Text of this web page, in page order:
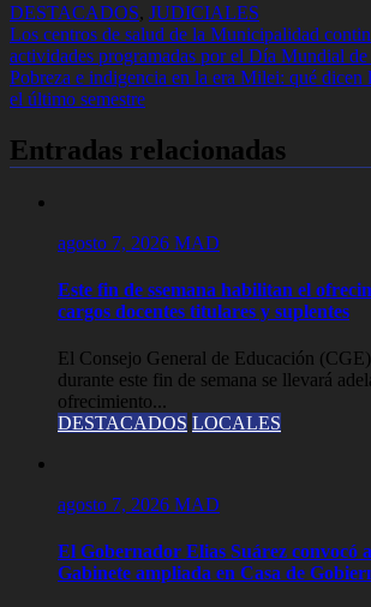
DESTACADOS, JUDICIALES
Navegación
de
entradas
Los centros de salud de la Municipalidad
actividades programadas por el Día Mundial
Pobreza e indigencia en la era Milei: qué dicen
el último semestre
Entradas relacionadas
agosto 7, 2026 MAD
Este fin de ssemana habilitan el
cargos docentes titulares y suplentes
El Consejo General de Educación
durante este fin de semana se llevará
ofrecimiento...
DESTACADOS LOCALES
agosto 7, 2026 MAD
El Gobernador Elias Suárez convocó
Gabinete ampliada en Casa de